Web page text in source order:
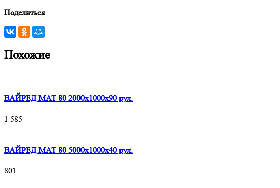
Поделиться
Похожие
ВАЙРЕД МАТ 80 2000x1000x90 рул.
1 585
ВАЙРЕД МАТ 80 5000x1000x40 рул.
801